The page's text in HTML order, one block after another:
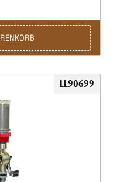
einschrauben.Inkl.
bis .45.
LL90699